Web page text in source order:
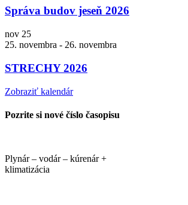
Správa budov jeseň 2026
nov 25
25. novembra - 26. novembra
STRECHY 2026
Zobraziť kalendár
Pozrite si nové číslo časopisu
Plynár – vodár – kúrenár +
klimatizácia